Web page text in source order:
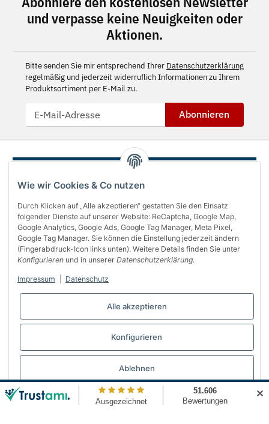
Wie wir Cookies & Co nutzen
Durch Klicken auf „Alle akzeptieren“ gestatten Sie den Einsatz
folgender Dienste auf unserer Website: ReCaptcha, Google Map,
Google Analytics, Google Ads, Google Tag Manager, Meta Pixel,
Google Tag Manager. Sie können die Einstellung jederzeit ändern
(Fingerabdruck-Icon links unten). Weitere Details finden Sie unter
Konfigurieren und in unserer Datenschutzerklärung.
Impressum Datenschutz
Alle akzeptieren
Konfigurieren
Ablehnen
und verpasse keine Neuigkeiten oder
Aktionen.
Bitte senden Sie mir entsprechend Ihrer Datenschutzerklärung
regelmäßig und jederzeit widerruflich Informationen zu Ihrem
Produktsortiment per E-Mail zu.
Abonnieren
Über uns
Informationen
Bequem bezahlen
✕